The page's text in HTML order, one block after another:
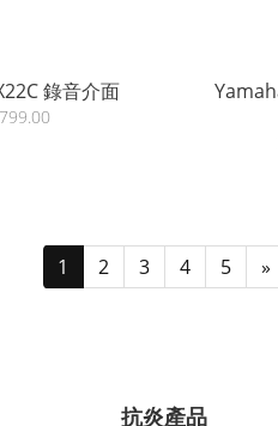
錄音介面
1 2 3 4 5 »
抗炎產品